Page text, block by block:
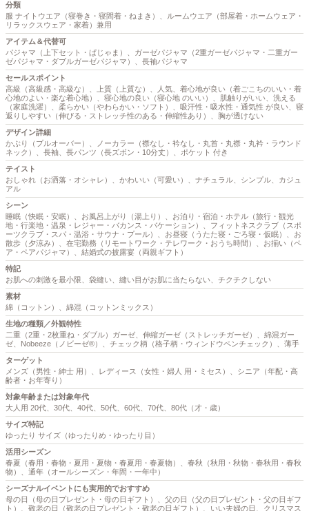
分類
服 ナイトウエア（寝巻き・寝間着・ねまき）、ルームウエア（部屋着・ホームウェア・
リラックスウェア・家着）兼用
アイテム＆代替可
パジャマ（上下セット・ぱじゃま）、ガーゼパジャマ（2重ガーゼパジャマ・二重ガー
ゼパジャマ・ダブルガーゼパジャマ）、長袖パジャマ
セールスポイント
高級（高級感・高級な）、上質（上質な）、人気、着心地が良い（着ごこちのいい・着
心地のよい・楽な着心地）、寝心地の良い（寝心地 のいい）、肌触りがいい、洗える
（家庭洗濯）、柔らかい（やわらかい・ソフト）、吸汗性・吸水性・通気性 が良い、寝
返りしやすい（伸びる・ストレッチ性のある・伸縮性あり）、胸が透けない
デザイン詳細
かぶり（プルオーバー）、ノーカラー（襟なし・衿なし・丸首・丸襟・丸衿・ラウンド
ネック）、長袖、長パンツ（長ズボン・10分丈）、ポケット 付き
テイスト
おしゃれ（お洒落・オシャレ）、かわいい（可愛い）、ナチュラル、シンプル、カジュ
アル
シーン
睡眠（快眠・安眠）、お風呂上がり（湯上り）、お泊り・宿泊・ホテル（旅行・観光
地・行楽地・温泉・レジャー・バカンス・バケーション）、フィットネスクラブ（スポ
ーツクラブ・スパ・温浴・サウナ・プール）、お昼寝（うたた寝・ごろ寝・仮眠）、お
散歩（夕涼み）、在宅勤務（リモートワーク・テレワーク・おうち時間）、お揃い（ペ
ア・ペアパジャマ）、結婚式の披露宴（両親ギフト）
特記
お肌への刺激を最小限、袋縫い、縫い目がお肌に当たらない、チクチクしない
素材
綿（コットン）、綿混（コットンミックス）
生地の種類／外観特性
二重（2重・2枚重ね・ダブル）ガーゼ、伸縮ガーゼ（ストレッチガーゼ）、綿混ガー
ゼ、Nobeeze（ノビーゼ®）、チェック柄（格子柄・ウィンドウペンチェック）、薄手
ターゲット
メンズ（男性・紳士 用）、レディース（女性・婦人 用・ミセス）、シニア（年配・高
齢者・お年寄り）
対象年齢または対象年代
大人用 20代、30代、40代、50代、60代、70代、80代（才・歳）
サイズ特記
ゆったり サイズ（ゆったりめ・ゆったり目）
活用シーズン
春夏（春用・春物・夏用・夏物・春夏用・春夏物）、春秋（秋用・秋物・春秋用・春秋
物）、通年（オールシーズン・年間・一年中）
シーズナルイベントにも実用的でおすすめ
母の日（母の日プレゼント・母の日ギフト）、父の日（父の日プレゼント・父の日ギフ
ト）、敬老の日（敬老の日プレゼント・敬老の日ギフト）、いい夫婦の日、クリスマス